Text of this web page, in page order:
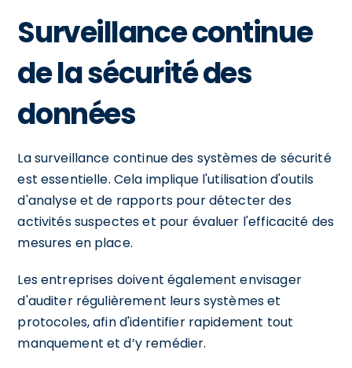
Surveillance continue
de la sécurité des
données
La surveillance continue des systèmes de sécurité
est essentielle. Cela implique l'utilisation d'outils
d'analyse et de rapports pour détecter des
activités suspectes et pour évaluer l'efficacité des
mesures en place.
Les entreprises doivent également envisager
d'auditer régulièrement leurs systèmes et
protocoles, afin d'identifier rapidement tout
manquement et d’y remédier.